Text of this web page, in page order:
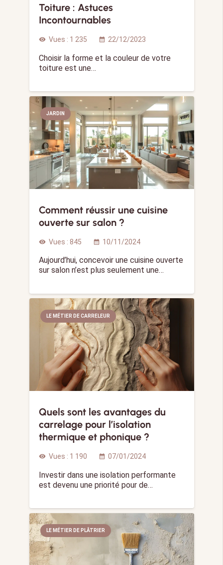
Toiture : Astuces
Incontournables
visibility Vues : 1 235 calendar_month 22/12/2023
Choisir la forme et la couleur de votre
toiture est une…
JARDIN
Comment réussir une cuisine
ouverte sur salon ?
visibility Vues : 845 calendar_month 10/11/2024
Aujourd’hui, concevoir une cuisine ouverte
sur salon n’est plus seulement une…
LE MÉTIER DE CARRELEUR
Quels sont les avantages du
carrelage pour l’isolation
thermique et phonique ?
visibility Vues : 1 190 calendar_month 07/01/2024
Investir dans une isolation performante
est devenu une priorité pour de…
LE MÉTIER DE PLÂTRIER